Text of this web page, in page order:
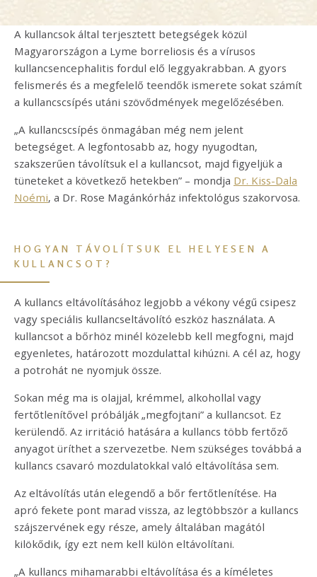
A kullancsok által terjesztett betegségek közül
Magyarországon a Lyme borreliosis és a vírusos
kullancsencephalitis fordul elő leggyakrabban. A gyors
felismerés és a megfelelő teendők ismerete sokat számít
a kullancscsípés utáni szövődmények megelőzésében.
„A kullancscsípés önmagában még nem jelent
betegséget. A legfontosabb az, hogy nyugodtan,
szakszerűen távolítsuk el a kullancsot, majd figyeljük a
tüneteket a következő hetekben” – mondja Dr. Kiss-Dala
Noémi, a Dr. Rose Magánkórház infektológus szakorvosa.
HOGYAN TÁVOLÍTSUK EL HELYESEN A
KULLANCSOT?
A kullancs eltávolításához legjobb a vékony végű csipesz
vagy speciális kullancseltávolító eszköz használata. A
kullancsot a bőrhöz minél közelebb kell megfogni, majd
egyenletes, határozott mozdulattal kihúzni. A cél az, hogy
a potrohát ne nyomjuk össze.
Sokan még ma is olajjal, krémmel, alkohollal vagy
fertőtlenítővel próbálják „megfojtani” a kullancsot. Ez
kerülendő. Az irritáció hatására a kullancs több fertőző
anyagot üríthet a szervezetbe. Nem szükséges továbbá a
kullancs csavaró mozdulatokkal való eltávolítása sem.
Az eltávolítás után elegendő a bőr fertőtlenítése. Ha
apró fekete pont marad vissza, az legtöbbször a kullancs
szájszervének egy része, amely általában magától
kilökődik, így ezt nem kell külön eltávolítani.
„A kullancs mihamarabbi eltávolítása és a kíméletes